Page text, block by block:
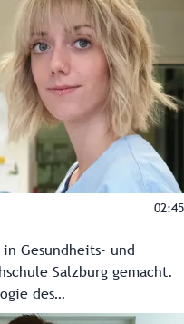
02:45
Gesundheits- und
Salzburg gemacht.
des
SALK. "Wir